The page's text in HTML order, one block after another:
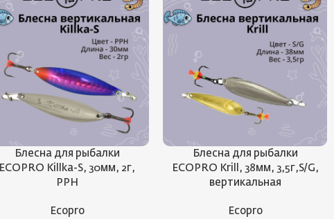
Блесна для рыбалки
ECOPRO Killka-S, 30мм, 2г,
PPH
Ecopro
Блесна для рыбалки
ECOPRO Krill, 38мм, 3,5г,S/G,
вертикальная
Ecopro